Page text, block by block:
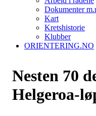
Dokumenter
Kart
Kretshistorie
Klubber
ORIENTERING.NO
Nesten 70
Helgeroa-